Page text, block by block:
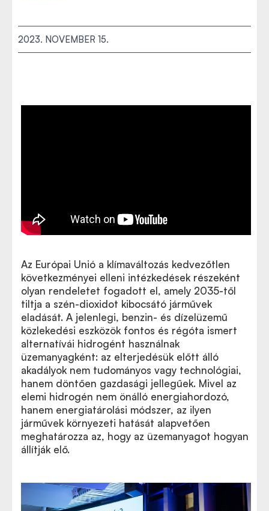
2023. NOVEMBER 15.
Az Európai Unió a klímaváltozás kedvezőtlen
következményei elleni intézkedések részeként
olyan rendeletet fogadott el, amely 2035-től
tiltja a szén-dioxidot kibocsátó járművek
eladását. A jelenlegi, benzin- és dízelüzemű
közlekedési eszközök fontos és régóta ismert
alternatívái hidrogént használnak
üzemanyagként: az elterjedésük előtt álló
akadályok nem tudományos vagy technológiai,
hanem döntően gazdasági jellegűek. Mivel az
elemi hidrogén nem önálló energiahordozó,
hanem energiatárolási módszer, az ilyen
járművek környezeti hatását alapvetően
meghatározza az, hogy az üzemanyagot hogyan
állítják elő.